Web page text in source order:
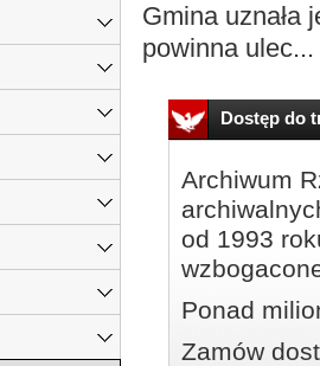
Gmina uznała
powinna ulec...
Dostęp do
Archiwum
od 1993
Ponad
Zamów